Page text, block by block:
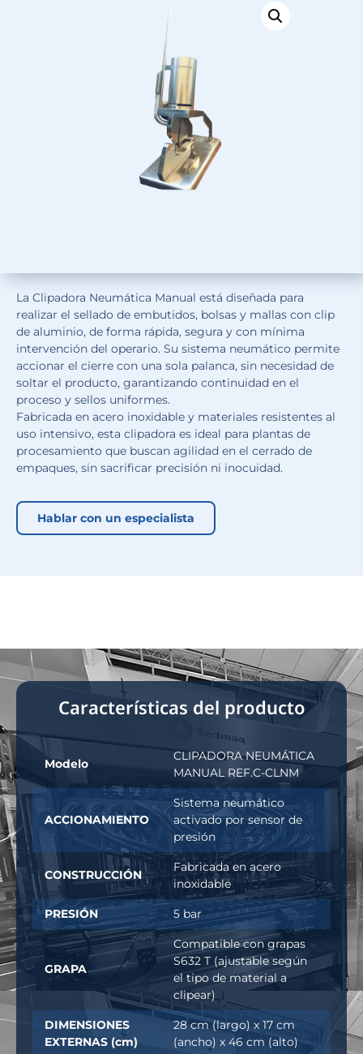
La Clipadora Neumática Manual está diseñada para
realizar el sellado de embutidos, bolsas y mallas con clip
de aluminio, de forma rápida, segura y con mínima
intervención del operario. Su sistema neumático permite
accionar el cierre con una sola palanca, sin necesidad de
soltar el producto, garantizando continuidad en el
proceso y sellos uniformes.
Fabricada en acero inoxidable y materiales resistentes al
uso intensivo, esta clipadora es ideal para plantas de
procesamiento que buscan agilidad en el cerrado de
empaques, sin sacrificar precisión ni inocuidad.
Hablar con un especialista
Características del producto
Modelo
CLIPADORA NEUMÁTICA
MANUAL REF.C-CLNM
ACCIONAMIENTO
Sistema neumático
activado por sensor de
presión
CONSTRUCCIÓN
Fabricada en acero
inoxidable
PRESIÓN 5 bar
GRAPA
Compatible con grapas
S632 T (ajustable según
el tipo de material a
clipear)
DIMENSIONES
EXTERNAS (cm)
28 cm (largo) x 17 cm
(ancho) x 46 cm (alto)